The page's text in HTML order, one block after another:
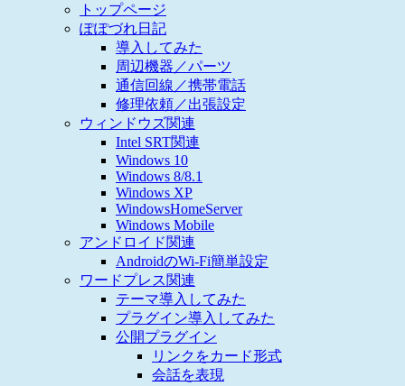
トップページ
ぽぽづれ日記
導入してみた
周辺機器／パーツ
通信回線／携帯電話
修理依頼／出張設定
ウィンドウズ関連
Intel SRT関連
Windows 10
Windows 8/8.1
Windows XP
WindowsHomeServer
Windows Mobile
アンドロイド関連
AndroidのWi-Fi簡単設定
ワードプレス関連
テーマ導入してみた
プラグイン導入してみた
公開プラグイン
リンクをカード形式
会話を表現